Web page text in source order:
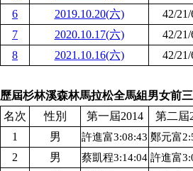
6
2019.10.20(六)
42/21/
7
2020.10.17(六)
42/21/
8
2021.10.16(六) 42/21/
歷屆杉林溪森林馬拉松全馬組男女前
名次
性別 第一屆2014
第二屆
1
男 許進富3:08:43 鄭元富
2 男 蔡凱程3:14:04 許進富